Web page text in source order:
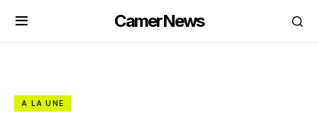
CamerNews
A LA UNE